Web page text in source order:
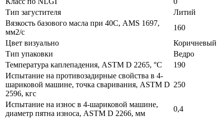
Тип загустителя
Литий
Вязкость базового масла при 40С, AMS 1697,
мм2/с
160
Цвет визуально
Коричневый
Тип упаковки
Ведро
Температура каплепадения, ASTM D 2265, °С
190
Испытание на противозадирные свойства в 4-
шариковой машине, точка сваривания, ASTM D
2596, кгс
250
Испытание на износ в 4-шариковой машине,
диаметр пятна износа, ASTM D 2266, мм
0,4